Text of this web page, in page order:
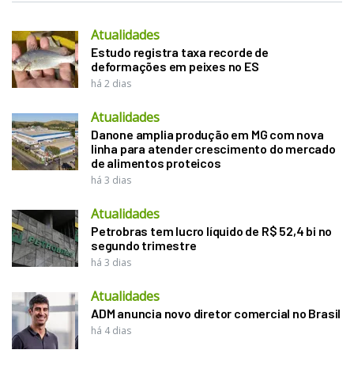
Atualidades
Estudo registra taxa recorde de
deformações em peixes no ES
há 2 dias
Atualidades
Danone amplia produção em MG com nova
linha para atender crescimento do mercado
de alimentos proteicos
há 3 dias
Atualidades
Petrobras tem lucro líquido de R$ 52,4 bi no
segundo trimestre
há 3 dias
Atualidades
ADM anuncia novo diretor comercial no Brasil
há 4 dias